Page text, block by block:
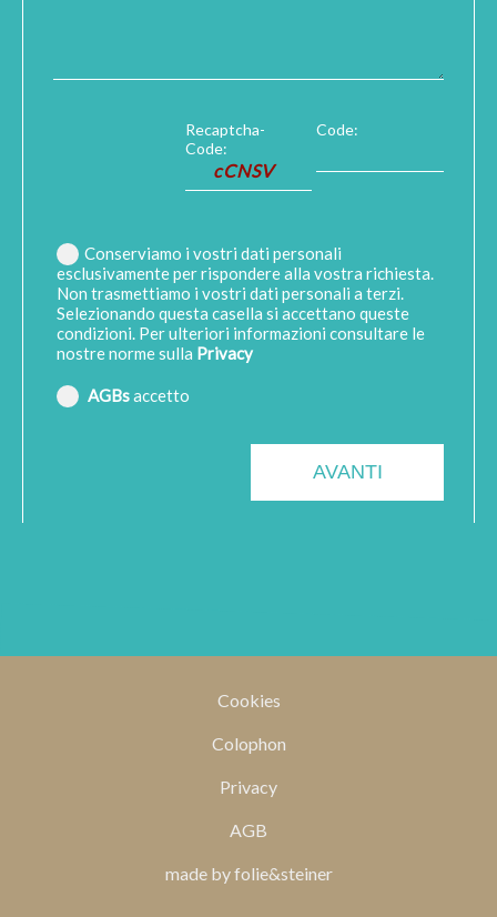
Recaptcha-
Code:
Code:
Conserviamo i vostri dati personali
esclusivamente per rispondere alla vostra richiesta.
Non trasmettiamo i vostri dati personali a terzi.
Selezionando questa casella si accettano queste
condizioni. Per ulteriori informazioni consultare le
nostre norme sulla Privacy
AGBsaccetto
Cookies
Colophon
Privacy
AGB
made by folie&steiner